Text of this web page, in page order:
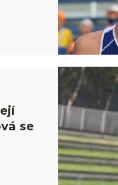
se